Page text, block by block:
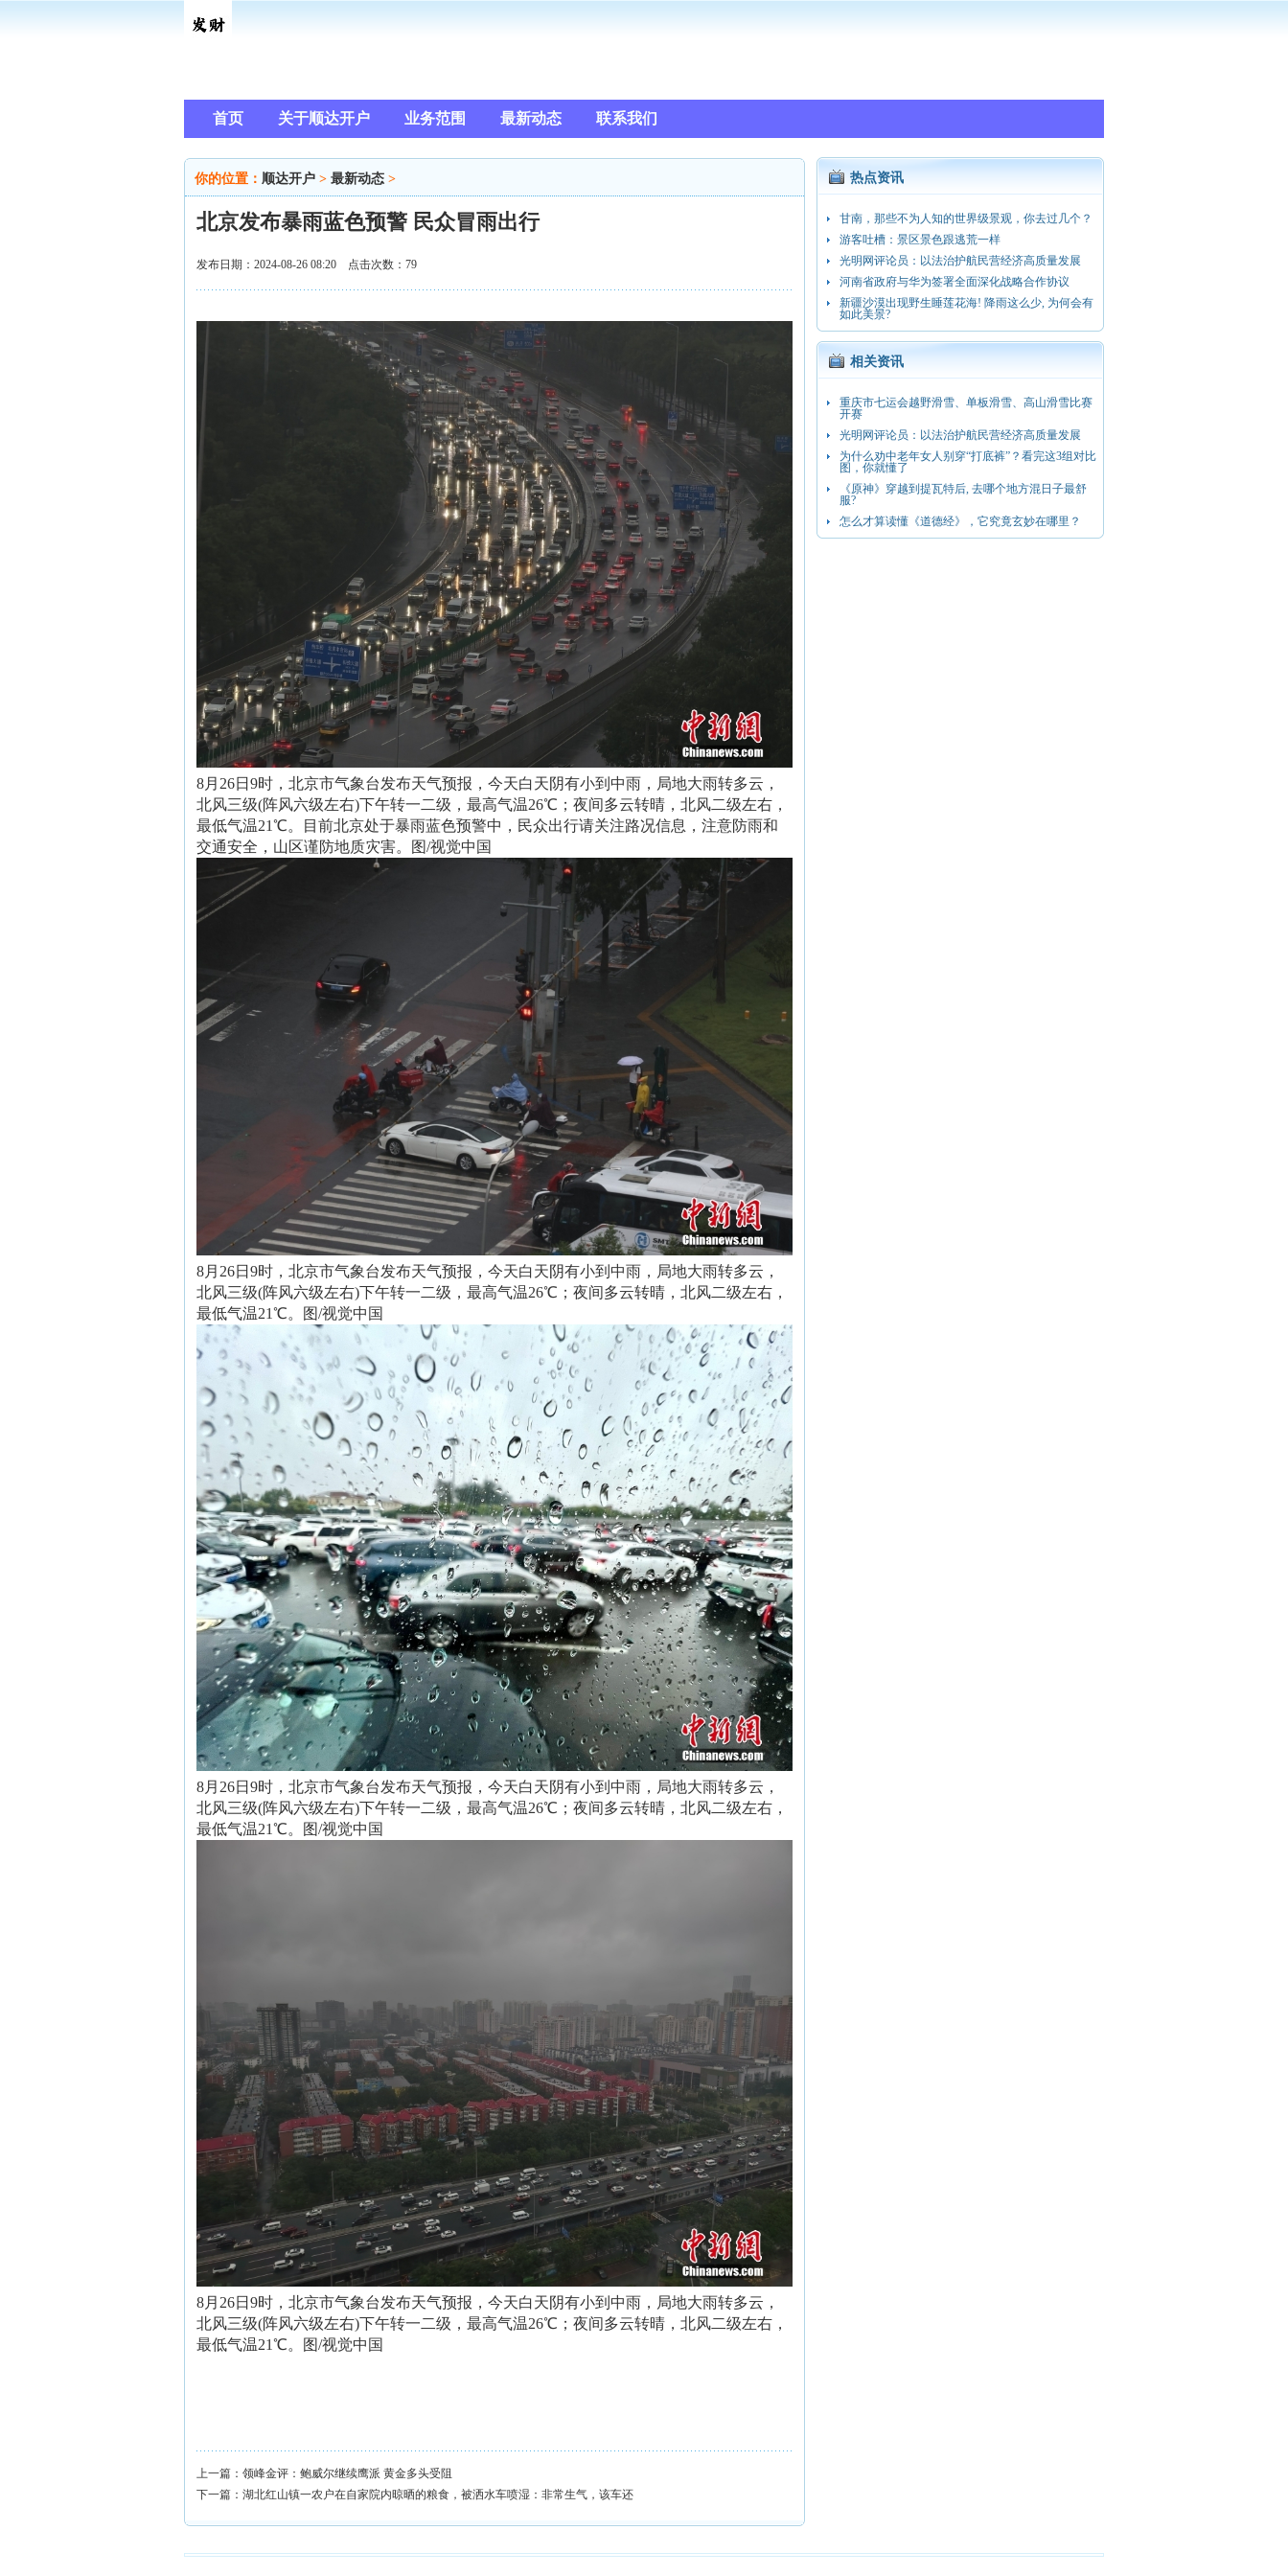
首页 关于顺达开户 业务范围 最新动态 联系我们
你的位置： 顺达开户 > 最新动态 >
北京发布暴雨蓝色预警 民众冒雨出行
发布日期：2024-08-26 08:20 点击次数：79
8月26日9时，北京市气象台发布天气预报，今天白天阴有小到中雨，局地大雨转多云，
北风三级(阵风六级左右)下午转一二级，最高气温26℃；夜间多云转晴，北风二级左右，
最低气温21℃。目前北京处于暴雨蓝色预警中，民众出行请关注路况信息，注意防雨和
交通安全，山区谨防地质灾害。图/视觉中国
8月26日9时，北京市气象台发布天气预报，今天白天阴有小到中雨，局地大雨转多云，
北风三级(阵风六级左右)下午转一二级，最高气温26℃；夜间多云转晴，北风二级左右，
最低气温21℃。图/视觉中国
8月26日9时，北京市气象台发布天气预报，今天白天阴有小到中雨，局地大雨转多云，
北风三级(阵风六级左右)下午转一二级，最高气温26℃；夜间多云转晴，北风二级左右，
最低气温21℃。图/视觉中国
8月26日9时，北京市气象台发布天气预报，今天白天阴有小到中雨，局地大雨转多云，
北风三级(阵风六级左右)下午转一二级，最高气温26℃；夜间多云转晴，北风二级左右，
最低气温21℃。图/视觉中国
上一篇： 领峰金评：鲍威尔继续鹰派 黄金多头受阻
下一篇： 湖北红山镇一农户在自家院内晾晒的粮食，被洒水车喷湿：非常生气，该车还
热点资讯
甘南，那些不为人知的世界级景观，你去过几个？
游客吐槽：景区景色跟逃荒一样
光明网评论员：以法治护航民营经济高质量发展
河南省政府与华为签署全面深化战略合作协议
新疆沙漠出现野生睡莲花海! 降雨这么少, 为何会有
如此美景?
相关资讯
重庆市七运会越野滑雪、单板滑雪、高山滑雪比赛
开赛
光明网评论员：以法治护航民营经济高质量发展
为什么劝中老年女人别穿“打底裤”？看完这3组对比
图，你就懂了
《原神》穿越到提瓦特后, 去哪个地方混日子最舒
服?
怎么才算读懂《道德经》，它究竟玄妙在哪里？